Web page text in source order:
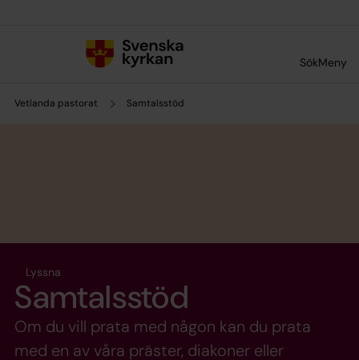
SökMeny
Vetlanda pastorat Samtalsstöd
Lyssna
Samtalsstöd
Om du vill prata med någon kan du prata
med en av våra präster, diakoner eller